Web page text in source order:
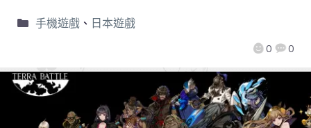
0 0
手機遊戲、 日本遊戲